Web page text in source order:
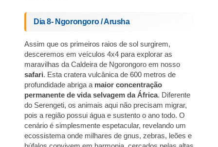
Dia 8- Ngorongoro / Arusha
Assim que os primeiros raios de sol surgirem,
desceremos em veículos 4x4 para explorar as
maravilhas da Caldeira de Ngorongoro em nosso
safari. Esta cratera vulcânica de 600 metros de
profundidade abriga a maior concentração
permanente de vida selvagem da África. Diferente
do Serengeti, os animais aqui não precisam migrar,
pois a região possui água e sustento o ano todo. O
cenário é simplesmente espetacular, revelando um
ecossistema onde milhares de gnus, zebras, leões e